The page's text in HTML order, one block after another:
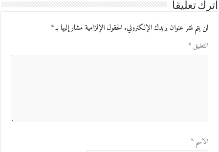
اترك تعليقاً
لن يتم نشر عنوان بريدك الإلكتروني.الحقول الإلزامية مشار إليها بـ*
التعليق*
الاسم*